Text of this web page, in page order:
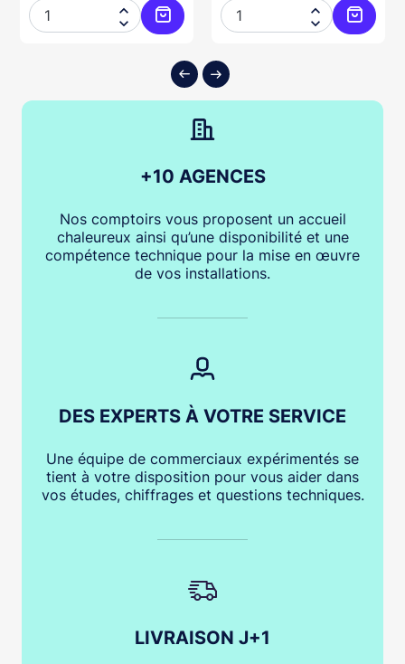
au panier


Ajouter au panier


+10 AGENCES
Nos comptoirs vous proposent un accueil
chaleureux ainsi qu’une disponibilité et une
compétence technique pour la mise en œuvre
de vos installations.
DES EXPERTS À VOTRE SERVICE
Une équipe de commerciaux expérimentés se
tient à votre disposition pour vous aider dans
vos études, chiffrages et questions techniques.
LIVRAISON J+1